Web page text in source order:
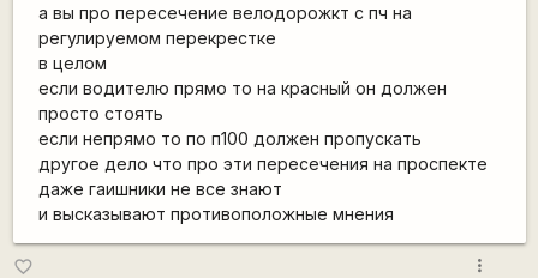
а вы про пересечение велодорожкт с пч на
регулируемом перекрестке
в целом
если водителю прямо то на красный он должен
просто стоять
если непрямо то по п100 должен пропускать
другое дело что про эти пересечения на проспекте
даже гаишники не все знают
и высказывают противоположные мнения
favorite_border more_vert